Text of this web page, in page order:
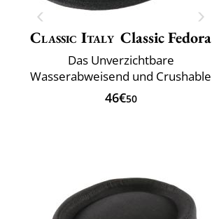
Classic Italy Classic Fedora
Das Unverzichtbare
Wasserabweisend und Crushable
46€50